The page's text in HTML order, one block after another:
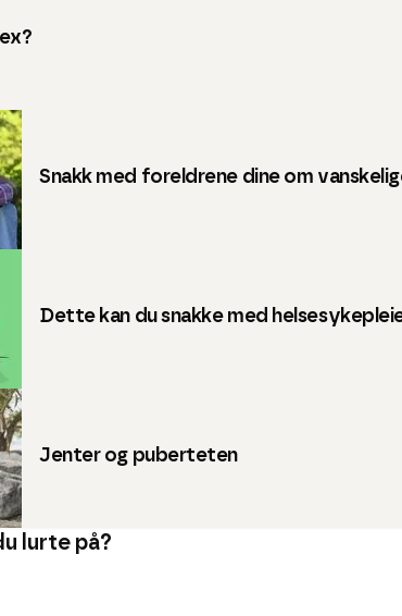
Snakk med foreldrene dine om
Dette kan du snakke med
Jenter og puberteten
lurte på?